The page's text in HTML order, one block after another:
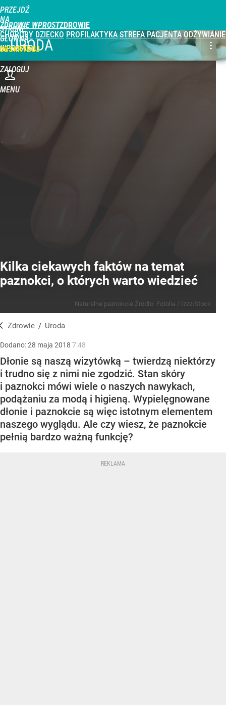
PRZEJDŹ
NA
STRONĘ
GŁÓWNĄ
WPROST.PL
ZDROWIE WPROST
CHOROBY DZIECKO PROFILAKTYKA STREFA PACJENTA ODŻYWIANIE
ZALOGUJ
MENU
URODA
Kilka ciekawych faktów na temat
paznokci, o których warto wiedzieć
Naturalne paznokcie Źródło: Fotolia / IzzzIStock
Zdrowie / Uroda
Dodano:28 maja 2018 7:48
Dłonie są naszą wizytówką – twierdzą niektórzy
i trudno się z nimi nie zgodzić. Stan skóry
i paznokci mówi wiele o naszych nawykach,
podążaniu za modą i higieną. Wypielęgnowane
dłonie i paznokcie są więc istotnym elementem
naszego wyglądu. Ale czy wiesz, że paznokcie
pełnią bardzo ważną funkcję?